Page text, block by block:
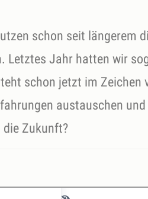
schon seit längerem
Letztes Jahr hatten wir
schon jetzt im Zeichen
austauschen
Zukunft?